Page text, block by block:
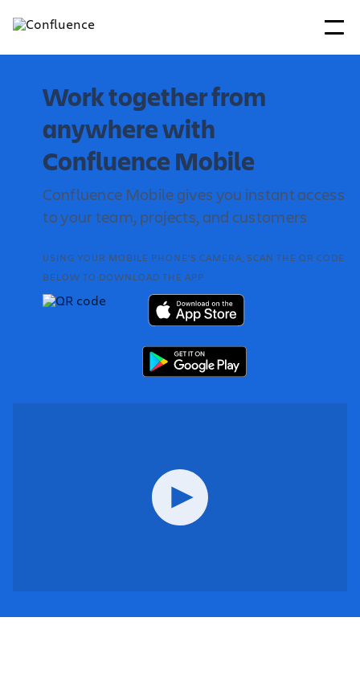
Work together from
anywhere with
Confluence Mobile
Confluence Mobile gives you instant access
to your team, projects, and customers
USING YOUR MOBILE PHONE’S CAMERA, SCAN THE QR CODE
BELOW TO DOWNLOAD THE APP